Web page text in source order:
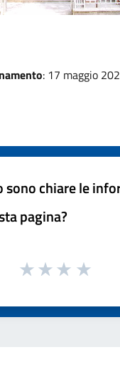
: 17 maggio
sono chiare le
pagina?